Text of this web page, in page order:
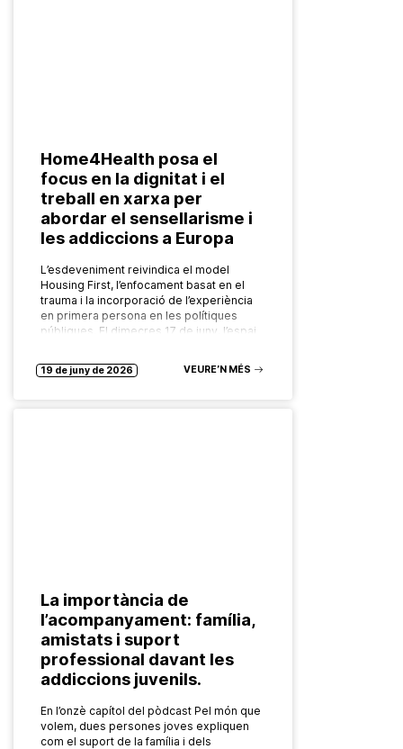
Home4Health posa el
focus en la dignitat i el
treball en xarxa per
abordar el sensellarisme i
les addiccions a Europa
L’esdeveniment reivindica el model
Housing First, l’enfocament basat en el
trauma i la incorporació de l’experiència
en primera persona en les polítiques
públiques. El dimecres 17 de juny, l’espai
19 de juny de 2026 VEURE’N MÉS
La importància de
l’acompanyament: família,
amistats i suport
professional davant les
addiccions juvenils.
En l’onzè capítol del pòdcast Pel món que
volem, dues persones joves expliquen
com el suport de la família i dels